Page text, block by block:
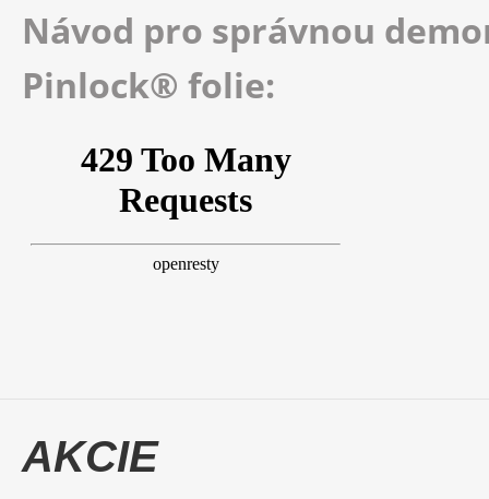
Návod pro správnou
Pinlock® folie:
AKCIE